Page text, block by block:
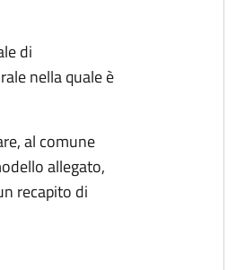
di
nella quale è
al comune
allegato,
recapito di